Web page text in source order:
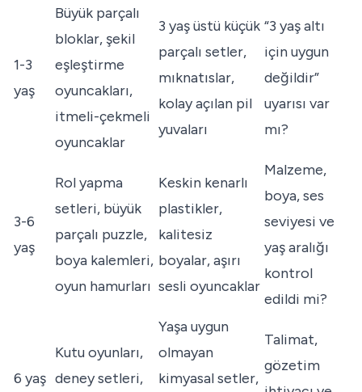
1-3
yaş
Büyük parçalı
bloklar, şekil
eşleştirme
oyuncakları,
itmeli-çekmeli
oyuncaklar
3 yaş üstü küçük
parçalı setler,
mıknatıslar,
kolay açılan pil
yuvaları
“3 yaş altı
için uygun
değildir”
uyarısı var
mı?
3-6
yaş
Rol yapma
setleri, büyük
parçalı puzzle,
boya kalemleri,
oyun hamurları
Keskin kenarlı
plastikler,
kalitesiz
boyalar, aşırı
sesli oyuncaklar
Malzeme,
boya, ses
seviyesi ve
yaş aralığı
kontrol
edildi mi?
6 yaş
Kutu oyunları,
deney setleri,
Yaşa uygun
olmayan
kimyasal setler,
Talimat,
gözetim